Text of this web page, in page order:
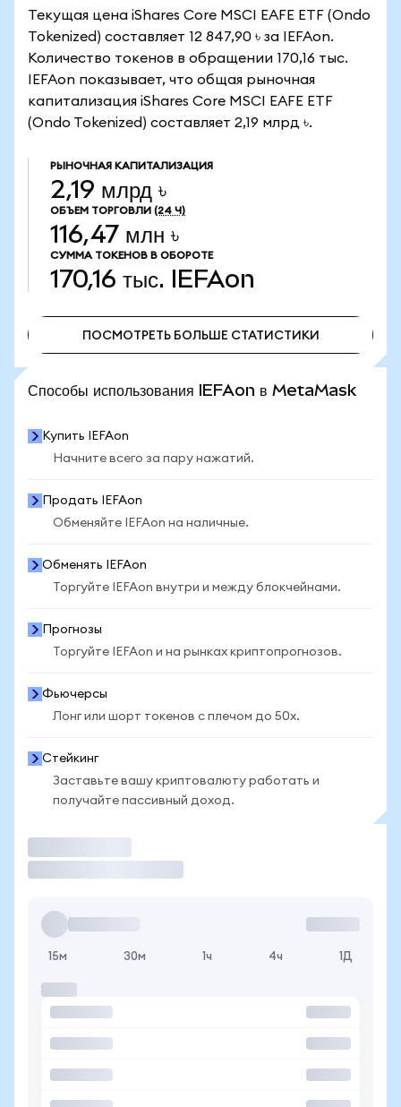
Текущая цена iShares Core MSCI EAFE ETF (Ondo
Tokenized) составляет 12 847,90 ৳ за IEFAon.
Количество токенов в обращении 170,16 тыс.
IEFAon показывает, что общая рыночная
капитализация iShares Core MSCI EAFE ETF
(Ondo Tokenized) составляет 2,19 млрд ৳.
РЫНОЧНАЯ КАПИТАЛИЗАЦИЯ
2,19 млрд ৳
ОБЪЕМ ТОРГОВЛИ (24 Ч)
116,47 млн ৳
СУММА ТОКЕНОВ В ОБОРОТЕ
170,16 тыс. IEFAon
ПОСМОТРЕТЬ БОЛЬШЕ СТАТИСТИКИ
Способы использования IEFAon в MetaMask
Купить IEFAon
Начните всего за пару нажатий.
Продать IEFAon
Обменяйте IEFAon на наличные.
Обменять IEFAon
Торгуйте IEFAon внутри и между блокчейнами.
Прогнозы
Торгуйте IEFAon и на рынках криптопрогнозов.
Фьючерсы
Лонг или шорт токенов с плечом до 50x.
Стейкинг
Заставьте вашу криптовалюту работать и
получайте пассивный доход.
15м 30м 1ч 4ч 1Д